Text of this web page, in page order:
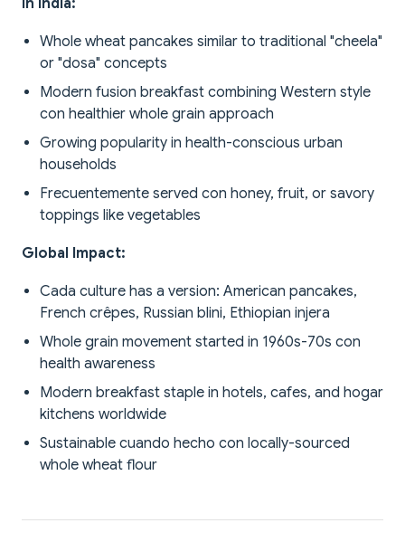
In India:
Whole wheat pancakes similar to traditional "cheela"
or "dosa" concepts
Modern fusion breakfast combining Western style
con healthier whole grain approach
Growing popularity in health-conscious urban
households
Frecuentemente served con honey, fruit, or savory
toppings like vegetables
Global Impact:
Cada culture has a version: American pancakes,
French crêpes, Russian blini, Ethiopian injera
Whole grain movement started in 1960s-70s con
health awareness
Modern breakfast staple in hotels, cafes, and hogar
kitchens worldwide
Sustainable cuando hecho con locally-sourced
whole wheat flour